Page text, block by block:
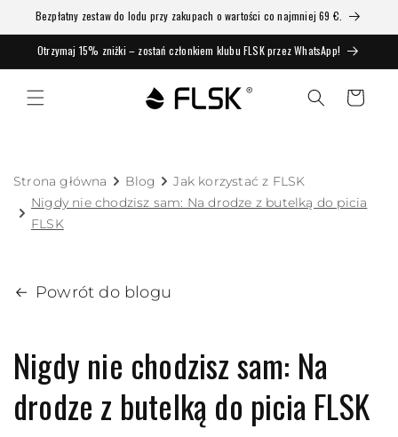
Bezpłatny zestaw do lodu przy zakupach o wartości co najmniej 69 €.
Otrzymaj 15% zniżki – zostań członkiem klubu FLSK przez WhatsApp!
Koszyk
Strona główna Blog
Jak korzystać z FLSK
Nigdy nie chodzisz sam: Na drodze z butelką do picia
FLSK
Powrót do blogu
Nigdy nie chodzisz sam: Na
drodze z butelką do picia FLSK